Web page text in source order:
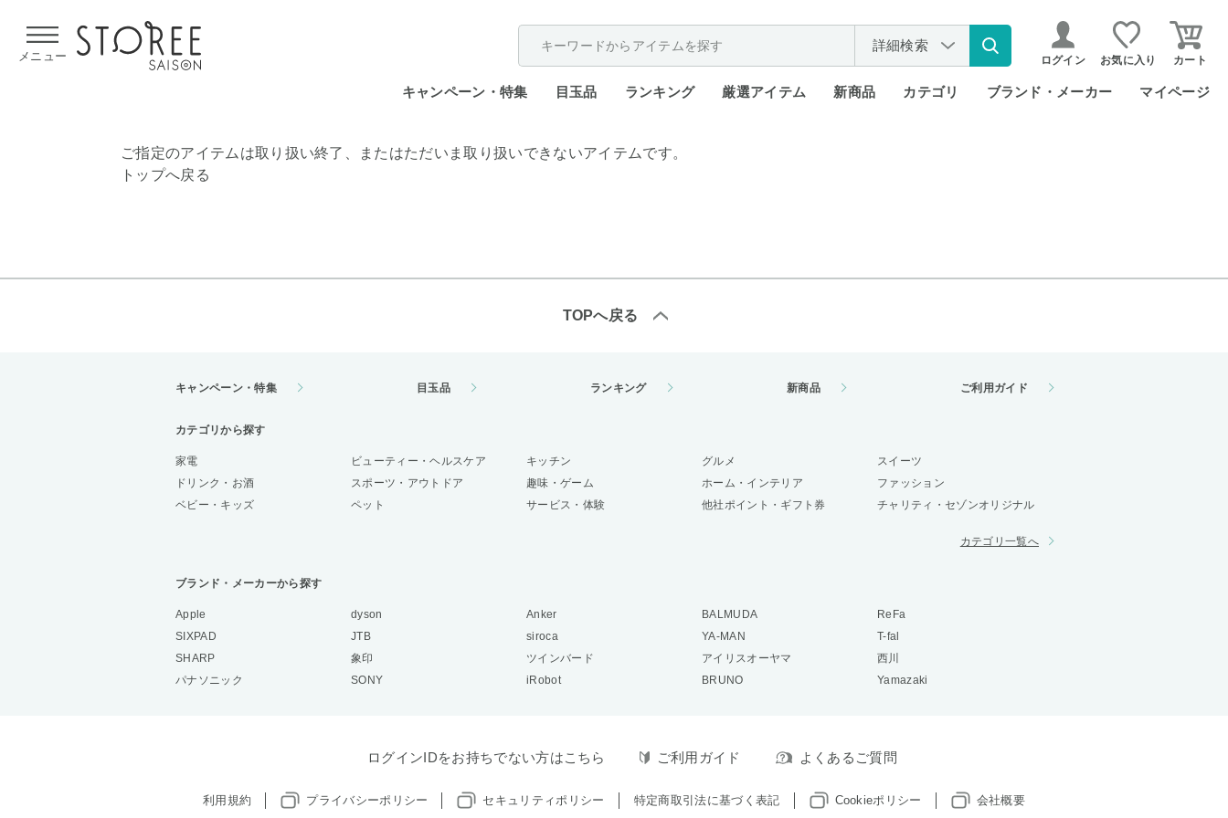
メニュー
詳細検索
ログイン お気に入り カート
キャンペーン・特集 目玉品 ランキング 厳選アイテム 新商品 カテゴリ ブランド・メーカー マイページ
ご指定のアイテムは取り扱い終了、またはただいま取り扱いできないアイテムです。
トップへ戻る
TOPへ戻る
キャンペーン・特集 目玉品 ランキング 新商品 ご利用ガイド
カテゴリから探す
家電 ビューティー・ヘルスケア キッチン グルメ
スイーツ
ドリンク・お酒
スポーツ・アウトドア 趣味・ゲーム ホーム・インテリア
ファッション
ベビー・キッズ
ペット サービス・体験 他社ポイント・ギフト券 チャリティ・セゾンオリジナル
カテゴリ一覧へ
ブランド・メーカーから探す
Apple dyson Anker BALMUDA
ReFa
SIXPAD
JTB siroca YA-MAN
T-fal
SHARP
象印 ツインバード アイリスオーヤマ
西川
パナソニック
SONY iRobot BRUNO Yamazaki
ログインIDをお持ちでない方はこちら ご利用ガイド よくあるご質問
利用規約 プライバシーポリシー セキュリティポリシー 特定商取引法に基づく表記 Cookieポリシー 会社概要